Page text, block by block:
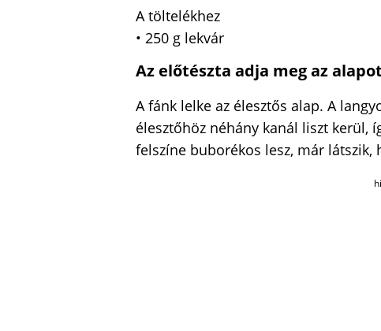
A töltelékhez
• 250 g lekvár
Az előtészta adja meg az alapot
A fánk lelke az élesztős alap. A
élesztőhöz néhány kanál liszt kerül,
felszíne buborékos lesz, már látszik,